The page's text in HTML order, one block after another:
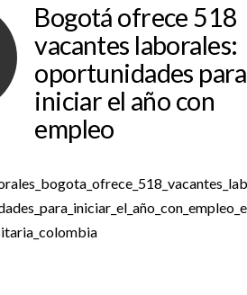
Bogotá ofrece 518
vacantes laborales:
oportunidades para
iniciar el año con
empleo